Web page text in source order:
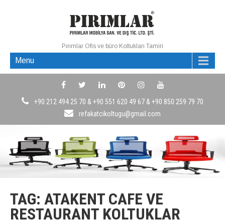
Pırımlar Ofis ve büro Koltukları Tamiri
Menu
+90 212 494 25 70 & +90 551 620 49 67 & +90 850 259 79 70
refakatcikoltugu@gmail.com
TAG: ATAKENT CAFE VE
RESTAURANT KOLTUKLAR